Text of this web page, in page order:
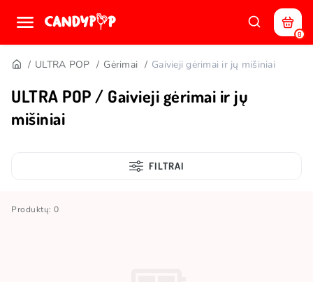
0
ULTRA POP Gėrimai Gaivieji gėrimai ir jų mišiniai
ULTRA POP / Gaivieji gėrimai ir jų
mišiniai
FILTRAI
Produktų: 0